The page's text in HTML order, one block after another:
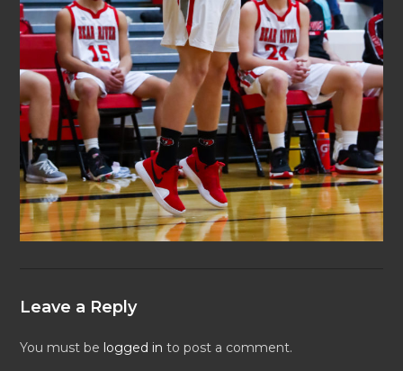
Leave a Reply
You must be logged in to post a comment.